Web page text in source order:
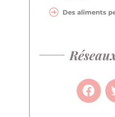
Des aliments